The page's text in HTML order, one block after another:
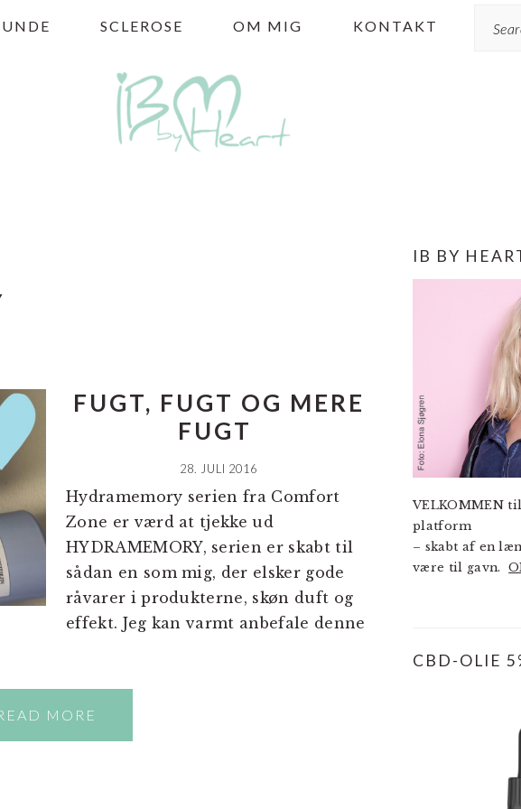
SCLEROSE OM MIG KONTAKT
FUGT, FUGT OG MERE
FUGT
28. JULI 2016
Hydramemory serien fra Comfort
Zone er værd at tjekke ud
HYDRAMEMORY, serien er skabt til
sådan en som mig, der elsker gode
råvarer i produkterne, skøn duft og
effekt. Jeg kan varmt anbefale denne
MORE
PRIMÆR
IB BY
VELKOMMEN
platform
– skabt af en
være til gavn.
CBD-OLIE